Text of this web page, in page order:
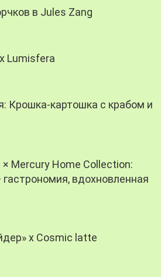
в Jules Zang
Lumisfera
Крошка-картошка с крабом и
× Mercury Home Collection:
гастрономия, вдохновленная
х Cosmic latte